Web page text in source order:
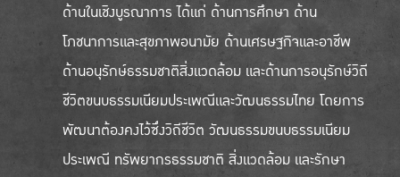
ด้านในเชิงบูรณาการ ได้แก่ ด้านการศึกษา ด้าน
โภชนาการและสุขภาพอนามัย ด้านเศรษฐกิจและอาชีพ
ด้านอนุรักษ์ธรรมชาติสิ่งแวดล้อม และด้านการอนุรักษ์วิถี
ชีวิตขนบธรรมเนียมประเพณีและวัฒนธรรมไทย โดยการ
พัฒนาต้องคงไว้ซึ่งวิถีชีวิต วัฒนธรรมขนบธรรมเนียม
ประเพณี ทรัพยากรธรรมชาติ สิ่งแวดล้อม และรักษา